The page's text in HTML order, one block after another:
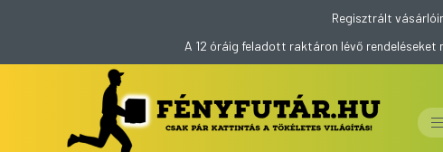
Regisztrált
A 12 óráig feladott raktáron lévő